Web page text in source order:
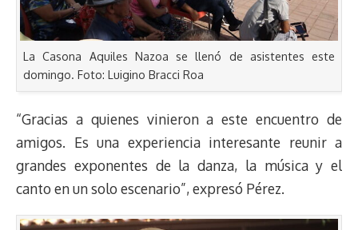
La Casona Aquiles Nazoa se llenó de asistentes este
domingo. Foto: Luigino Bracci Roa
“Gracias a quienes vinieron a este encuentro de
amigos. Es una experiencia interesante reunir a
grandes exponentes de la danza, la música y el
canto en un solo escenario”, expresó Pérez.